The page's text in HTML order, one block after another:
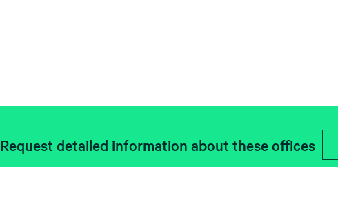
Request detailed information about these offices